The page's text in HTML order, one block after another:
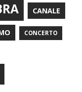
CANALE
CONCERTO